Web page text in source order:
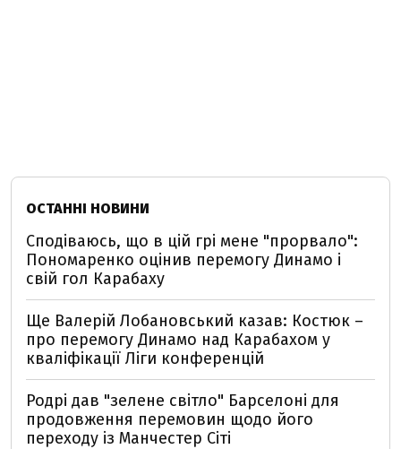
ОСТАННІ НОВИНИ
Сподіваюсь, що в цій грі мене "прорвало":
Пономаренко оцінив перемогу Динамо і
свій гол Карабаху
Ще Валерій Лобановський казав: Костюк –
про перемогу Динамо над Карабахом у
кваліфікації Ліги конференцій
Родрі дав "зелене світло" Барселоні для
продовження перемовин щодо його
переходу із Манчестер Сіті